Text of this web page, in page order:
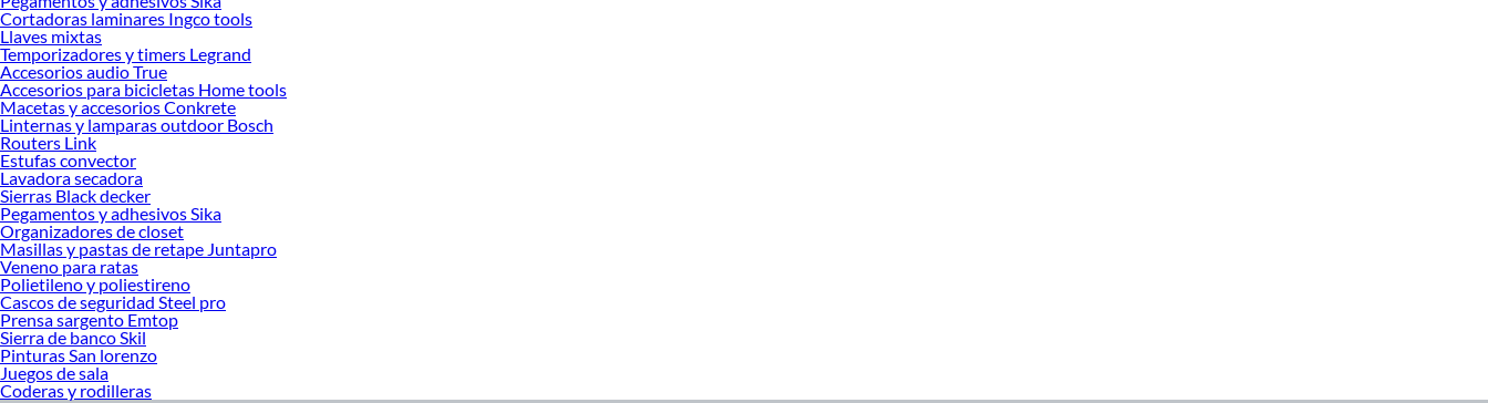
Cortadoras laminares Ingco tools
Llaves mixtas
Temporizadores y timers Legrand
Accesorios audio True
Accesorios para bicicletas Home tools
Macetas y accesorios Conkrete
Linternas y lamparas outdoor Bosch
Routers Link
Estufas convector
Lavadora secadora
Sierras Black decker
Pegamentos y adhesivos Sika
Organizadores de closet
Masillas y pastas de retape Juntapro
Veneno para ratas
Polietileno y poliestireno
Cascos de seguridad Steel pro
Prensa sargento Emtop
Sierra de banco Skil
Pinturas San lorenzo
Juegos de sala
Coderas y rodilleras